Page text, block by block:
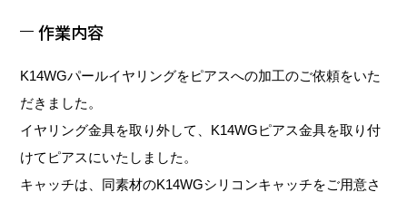
作業内容
K14WGパールイヤリングをピアスへの加工のご依頼をいた
だきました。
イヤリング金具を取り外して、K14WGピアス金具を取り付
けてピアスにいたしました。
キャッチは、同素材のK14WGシリコンキャッチをご用意さ